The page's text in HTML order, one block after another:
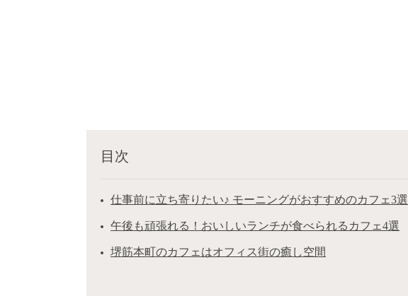
目次
仕事前に立ち寄りたい♪ モーニングがおすすめのカフェ3選
午後も頑張れる！おいしいランチが食べられるカフェ4選
堺筋本町のカフェはオフィス街の癒し空間